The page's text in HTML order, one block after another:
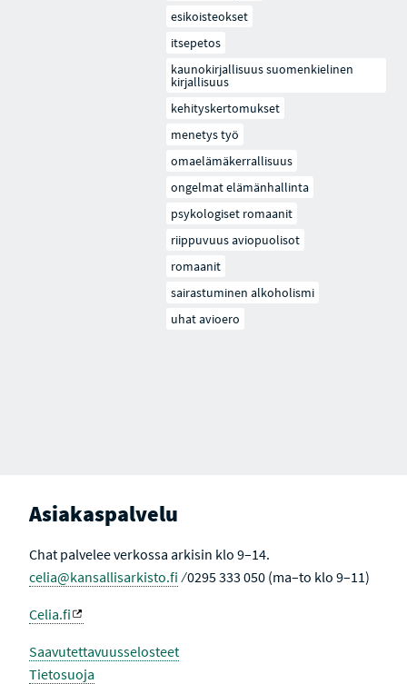
esikoisteokset
itsepetos
kaunokirjallisuus suomenkielinen
kirjallisuus
kehityskertomukset
menetys työ
omaelämäkerrallisuus
ongelmat elämänhallinta
psykologiset romaanit
riippuvuus aviopuolisot
romaanit
sairastuminen alkoholismi
uhat avioero
Asiakaspalvelu
Chat palvelee verkossa arkisin klo 9–14.
celia@kansallisarkisto.fi ⁄ 0295 333 050 (ma–to klo 9–11)
Celia.fi
Saavutettavuusselosteet
Tietosuoja